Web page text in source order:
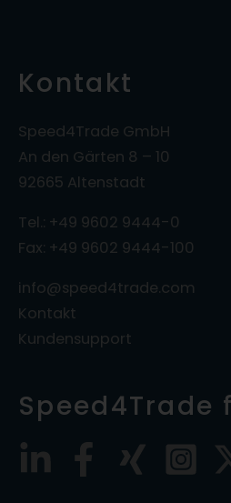
Kontakt
Speed4Trade GmbH
An den Gärten 8 – 10
92665 Altenstadt
Tel.: +49 9602 9444-0
Fax: +49 9602 9444-100
info@speed4trade.com
Kontakt
Kundensupport
Speed4Trade